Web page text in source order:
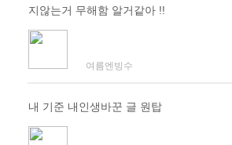
지않는거 무해함 알거같아 !!
여름엔빙수
내 기준 내인생바꾼 글 원탑